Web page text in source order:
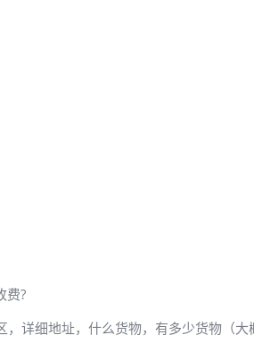
费?
，详细地址，什么货物，有多少货物（